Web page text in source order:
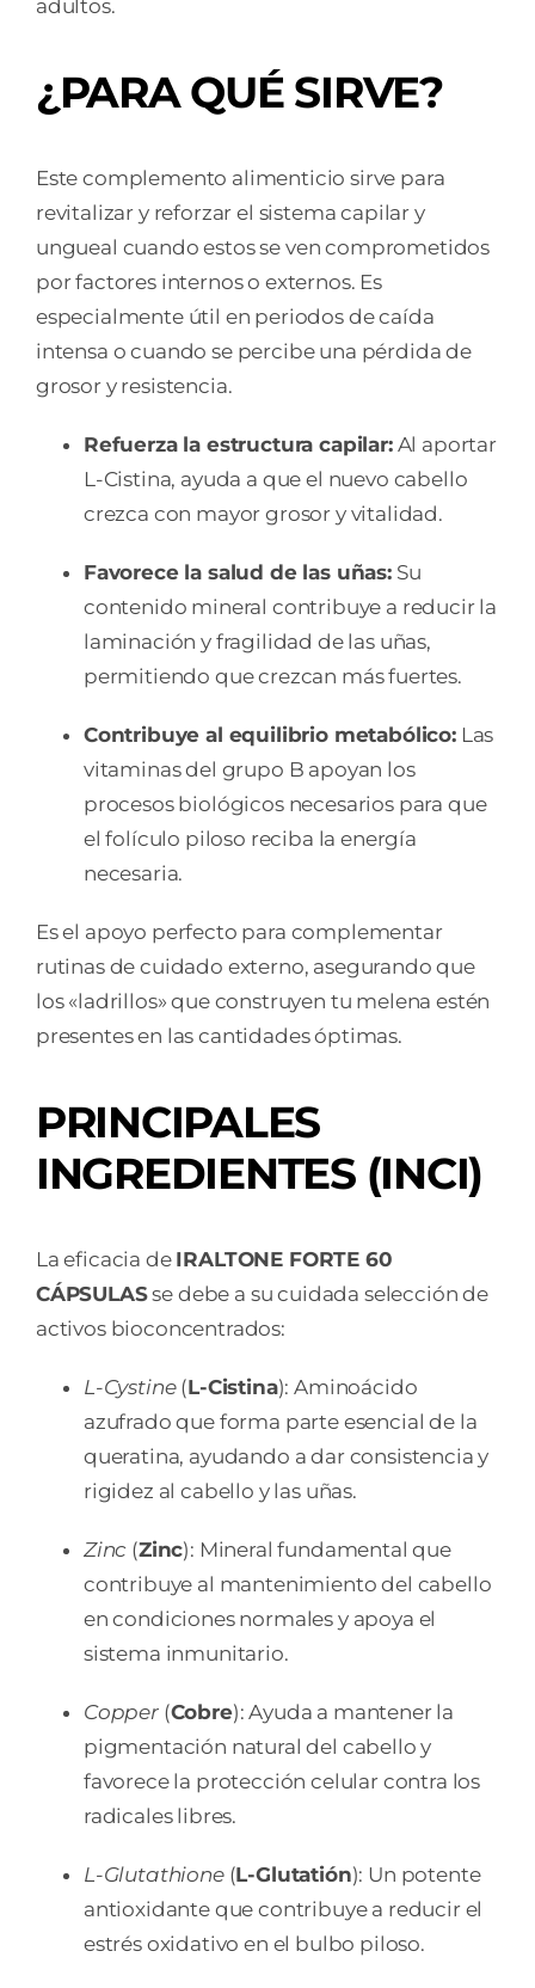
adultos.
¿PARA QUÉ SIRVE?
Este complemento alimenticio sirve para
revitalizar y reforzar el sistema capilar y
ungueal cuando estos se ven comprometidos
por factores internos o externos. Es
especialmente útil en periodos de caída
intensa o cuando se percibe una pérdida de
grosor y resistencia.
Refuerza la estructura capilar:Al aportar
L-Cistina, ayuda a que el nuevo cabello
crezca con mayor grosor y vitalidad.
Favorece la salud de las uñas:Su
contenido mineral contribuye a reducir la
laminación y fragilidad de las uñas,
permitiendo que crezcan más fuertes.
Contribuye al equilibrio metabólico:Las
vitaminas del grupo B apoyan los
procesos biológicos necesarios para que
el folículo piloso reciba la energía
necesaria.
Es el apoyo perfecto para complementar
rutinas de cuidado externo, asegurando que
los «ladrillos» que construyen tu melena estén
presentes en las cantidades óptimas.
PRINCIPALES
INGREDIENTES (INCI)
La eficacia de IRALTONE FORTE 60
CÁPSULASse debe a su cuidada selección de
activos bioconcentrados:
L-Cystine(L-Cistina): Aminoácido
azufrado que forma parte esencial de la
queratina, ayudando a dar consistencia y
rigidez al cabello y las uñas.
Zinc (Zinc): Mineral fundamental que
contribuye al mantenimiento del cabello
en condiciones normales y apoya el
sistema inmunitario.
Copper(Cobre): Ayuda a mantener la
pigmentación natural del cabello y
favorece la protección celular contra los
radicales libres.
L-Glutathione(L-Glutatión): Un potente
antioxidante que contribuye a reducir el
estrés oxidativo en el bulbo piloso.